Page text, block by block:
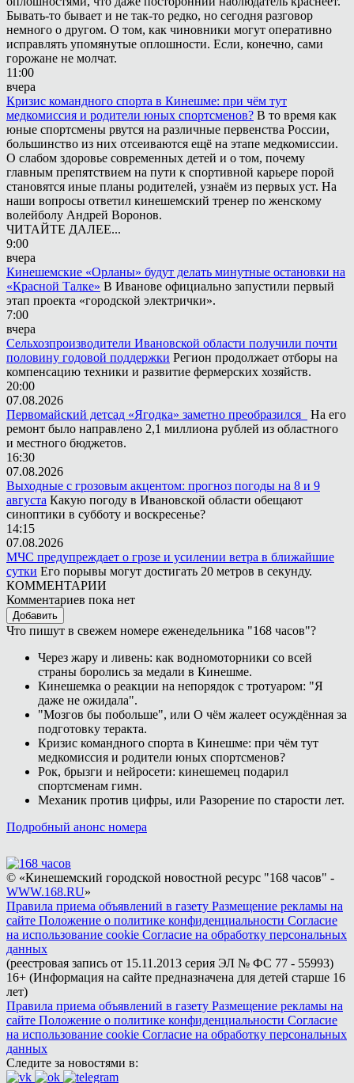
Бывать-то бывает и не так-то редко, но сегодня разговор
немного о другом. О том, как чиновники могут оперативно
исправлять упомянутые оплошности. Если, конечно, сами
горожане не молчат.
11:00
вчера
Кризис командного спорта в Кинешме: при чём тут
медкомиссия и родители юных спортсменов? В то время как
юные спортсмены рвутся на различные первенства России,
большинство из них отсеиваются ещё на этапе медкомиссии.
О слабом здоровье современных детей и о том, почему
главным препятствием на пути к спортивной карьере порой
становятся иные планы родителей, узнаём из первых уст. На
наши вопросы ответил кинешемский тренер по женскому
волейболу Андрей Воронов.
ЧИТАЙТЕ ДАЛЕЕ...
9:00
вчера
Кинешемские «Орланы» будут делать минутные остановки на
«Красной Талке» В Иванове официально запустили первый
этап проекта «городской электрички».
7:00
вчера
Сельхозпроизводители Ивановской области получили почти
половину годовой поддержки Регион продолжает отборы на
компенсацию техники и развитие фермерских хозяйств.
20:00
07.08.2026
Первомайский детсад «Ягодка» заметно преобразился
На его
ремонт было направлено 2,1 миллиона рублей из областного
и местного бюджетов.
16:30
07.08.2026
Выходные с грозовым акцентом: прогноз погоды на 8 и 9
августа Какую погоду в Ивановской области обещают
синоптики в субботу и воскресенье?
14:15
07.08.2026
МЧС предупреждает о грозе и усилении ветра в ближайшие
сутки Его порывы могут достигать 20 метров в секунду.
КОММЕНТАРИИ
Комментариев пока нет
Добавить
Что пишут в свежем номере еженедельника "168 часов"?
Через жару и ливень: как водномоторники со всей
страны боролись за медали в Кинешме.
Кинешемка о реакции на непорядок с тротуаром: "Я
даже не ожидала".
"Мозгов бы побольше", или О чём жалеет осуждённая за
подготовку теракта.
Кризис командного спорта в Кинешме: при чём тут
медкомиссия и родители юных спортсменов?
Рок, брызги и нейросети: кинешемец подарил
спортсменам гимн.
Механик против цифры, или Разорение по старости лет.
Подробный анонс номера
© «Кинешемский городской новостной ресурс "168 часов" -
WWW.168.RU»
Правила приема объявлений в газету Размещение рекламы на
сайте Положение о политике конфиденциальности Согласие
на использование cookie Согласие на обработку персональных
данных
(реестровая запись от 15.11.2013 серия ЭЛ № ФС 77 - 55993)
16+ (Информация на сайте предназначена для детей старше 16
лет)
Правила приема объявлений в газету Размещение рекламы на
сайте Положение о политике конфиденциальности Согласие
на использование cookie Согласие на обработку персональных
данных
Следите за новостями в: